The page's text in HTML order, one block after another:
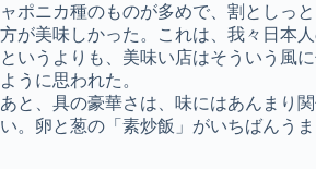
ャポニカ種のものが多めで、割としっ
方が美味しかった。これは、我々日本
というよりも、美味い店はそういう風
ように思われた。
あと、具の豪華さは、味にはあんまり
い。卵と葱の「素炒飯」がいちばんうま